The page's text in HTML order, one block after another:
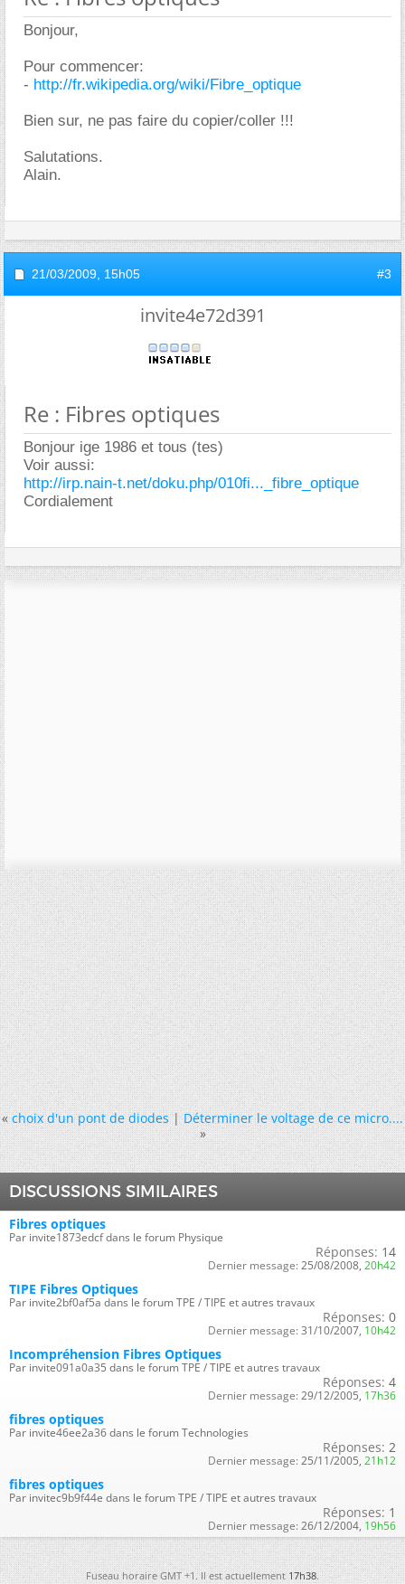
Bonjour,
Pour commencer:
- http://fr.wikipedia.org/wiki/Fibre_optique
Bien sur, ne pas faire du copier/coller !!!
Salutations.
Alain.
21/03/2009, 15h05 #3
invite4e72d391
Re : Fibres optiques
Bonjour ige 1986 et tous (tes)
Voir aussi:
http://irp.nain-t.net/doku.php/010fi..._fibre_optique
Cordialement
« choix d'un pont de diodes|Déterminer le voltage de ce micro....
»
DISCUSSIONS SIMILAIRES
Fibres optiques
Par invite1873edcf dans le forum Physique
Réponses: 14
Dernier message: 25/08/2008, 20h42
TIPE Fibres Optiques
Par invite2bf0af5a dans le forum TPE / TIPE et autres travaux
Réponses: 0
Dernier message: 31/10/2007, 10h42
Incompréhension Fibres Optiques
Par invite091a0a35 dans le forum TPE / TIPE et autres travaux
Réponses: 4
Dernier message: 29/12/2005, 17h36
fibres optiques
Par invite46ee2a36 dans le forum Technologies
Réponses: 2
Dernier message: 25/11/2005, 21h12
fibres optiques
Par invitec9b9f44e dans le forum TPE / TIPE et autres travaux
Réponses: 1
Dernier message: 26/12/2004, 19h56
Fuseau horaire GMT +1. Il est actuellement17h38.